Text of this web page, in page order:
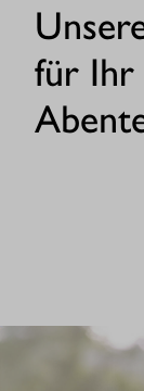
für Ihr